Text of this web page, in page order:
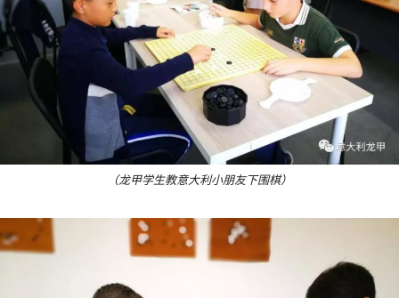
（龙甲学生教意大利小朋友下围棋）